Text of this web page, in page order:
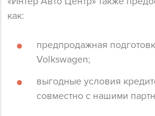
как:
предпродажная
Volkswagen;
выгодные условия
совместно с нашими